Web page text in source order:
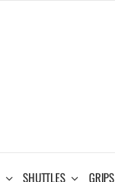
SHUTTLES GRIPS